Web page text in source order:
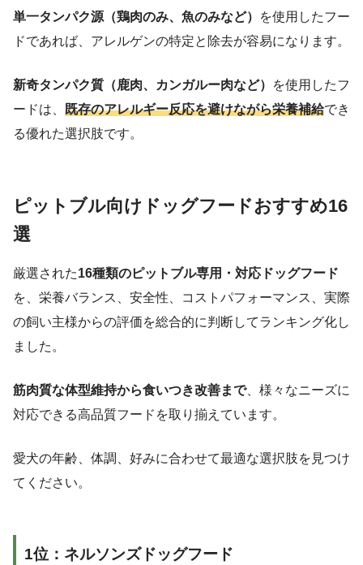
単一タンパク源（鶏肉のみ、魚のみなど）
を使用したフー
ドであれば、アレルゲンの特定と除去が容易になります。
新奇タンパク質（鹿肉、カンガルー肉など）
を使用したフ
ードは、 既存のアレルギー反応を避けながら栄養補給でき
る優れた選択肢です。
ピットブル向けドッグフードおすすめ16
選
厳選された16種類のピットブル専用・対応ドッグフード
を、栄養バランス、安全性、コストパフォーマンス、実際
の飼い主様からの評価を総合的に判断してランキング化し
ました。
筋肉質な体型維持から食いつき改善まで、様々なニーズに
対応できる高品質フードを取り揃えています。
愛犬の年齢、体調、好みに合わせて最適な選択肢を見つけ
てください。
1位：ネルソンズドッグフード